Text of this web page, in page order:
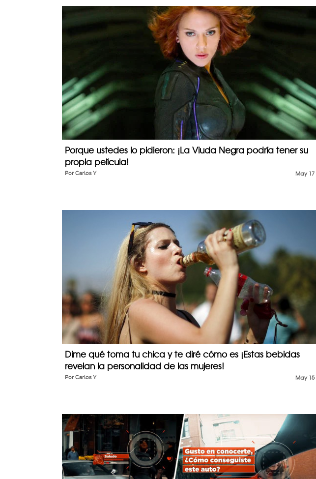
Porque ustedes lo pidieron: ¡La Viuda Negra podría tener su
propia película!
May 17
Por Carlos Y
Dime qué toma tu chica y te diré cómo es ¡Estas bebidas
revelan la personalidad de las mujeres!
May 15
Por Carlos Y